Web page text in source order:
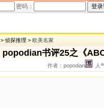
密码：
> 侦探推理 > 欧美名家
popodian书评25之《
作者：popodian 人